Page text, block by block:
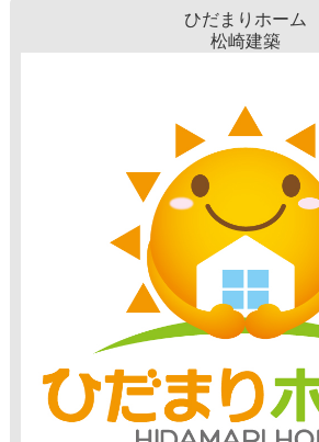
ひだまりホーム
松崎建築